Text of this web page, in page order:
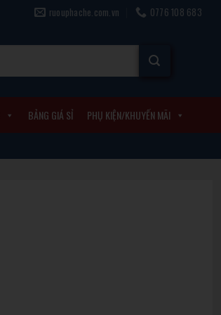
ruouphache.com.vn 0776 108 683
BẢNG GIÁ SỈ PHỤ KIỆN/KHUYẾN MÃI